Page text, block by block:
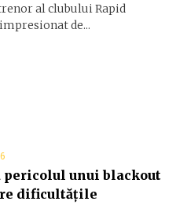
al clubului Rapid
de...
pericolul unui blackout
dificultățile